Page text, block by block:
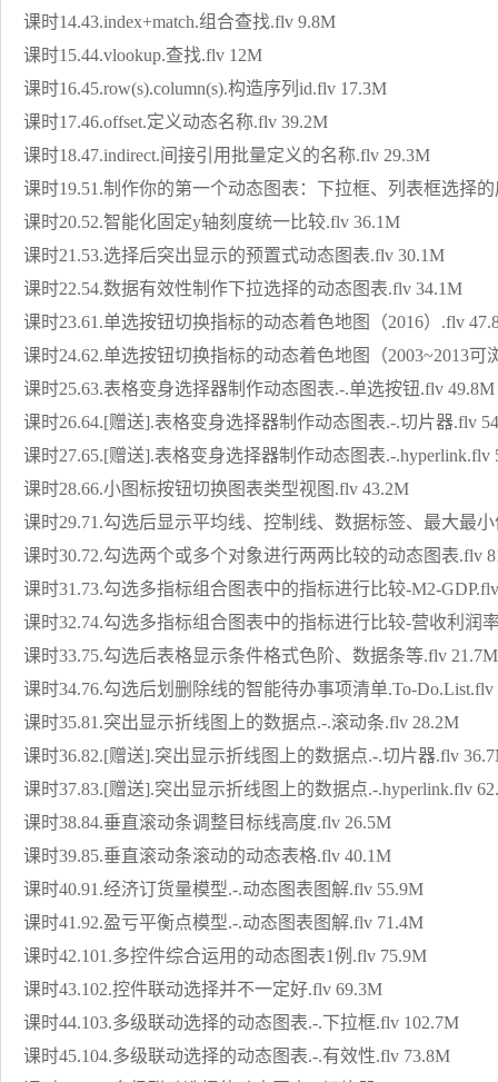
课时14.43.index+match.组合查找.flv 9.8M
课时15.44.vlookup.查找.flv 12M
课时16.45.row(s).column(s).构造序列id.flv 17.3M
课时17.46.offset.定义动态名称.flv 39.2M
课时18.47.indirect.间接引用批量定义的名称.flv 29.3M
课时19.51.制作你的第一个动态图表：下拉框、列表框选择
课时20.52.智能化固定y轴刻度统一比较.flv 36.1M
课时21.53.选择后突出显示的预置式动态图表.flv 30.1M
课时22.54.数据有效性制作下拉选择的动态图表.flv 34.1M
课时23.61.单选按钮切换指标的动态着色地图（2016）.flv
课时24.62.单选按钮切换指标的动态着色地图（2003~2013可
课时25.63.表格变身选择器制作动态图表.-.单选按钮.flv 49.8M
课时26.64.[赠送].表格变身选择器制作动态图表.-.切片器.flv
课时27.65.[赠送].表格变身选择器制作动态图表.-.hyperlink.flv
课时28.66.小图标按钮切换图表类型视图.flv 43.2M
课时29.71.勾选后显示平均线、控制线、数据标签、最大最
课时30.72.勾选两个或多个对象进行两两比较的动态图表.flv
课时31.73.勾选多指标组合图表中的指标进行比较-M2-
课时32.74.勾选多指标组合图表中的指标进行比较-营收利润
课时33.75.勾选后表格显示条件格式色阶、数据条等.flv 21.7M
课时34.76.勾选后划删除线的智能待办事项清单.To-Do.List.flv
课时35.81.突出显示折线图上的数据点.-.滚动条.flv 28.2M
课时36.82.[赠送].突出显示折线图上的数据点.-.切片器.flv
课时37.83.[赠送].突出显示折线图上的数据点.-.hyperlink.flv
课时38.84.垂直滚动条调整目标线高度.flv 26.5M
课时39.85.垂直滚动条滚动的动态表格.flv 40.1M
课时40.91.经济订货量模型.-.动态图表图解.flv 55.9M
课时41.92.盈亏平衡点模型.-.动态图表图解.flv 71.4M
课时42.101.多控件综合运用的动态图表1例.flv 75.9M
课时43.102.控件联动选择并不一定好.flv 69.3M
课时44.103.多级联动选择的动态图表.-.下拉框.flv 102.7M
课时45.104.多级联动选择的动态图表.-.有效性.flv 73.8M